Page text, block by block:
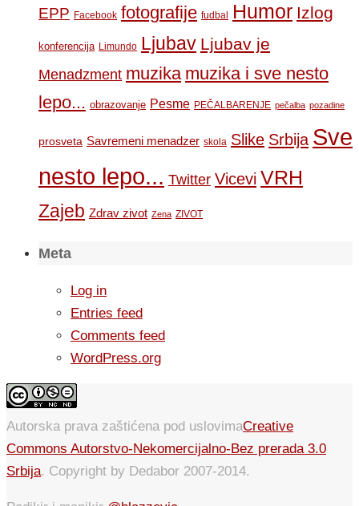
EPP Facebook fotografije fudbal Humor Izlog
konferencija Limundo Ljubav Ljubav je
Menadzment muzika muzika i sve nesto
lepo... obrazovanje Pesme PEČALBARENJE pečalba pozadine
prosveta Savremeni menadzer skola Slike Srbija Sve
nesto lepo... Twitter Vicevi VRH
Zajeb Zdrav zivot Zena ZIVOT
Meta
Log in
Entries feed
Comments feed
WordPress.org
Autorska prava zaštićena pod uslovimaCreative
Commons Autorstvo-Nekomercijalno-Bez prerada 3.0
Srbija. Copyright by Dedabor 2007-2014.